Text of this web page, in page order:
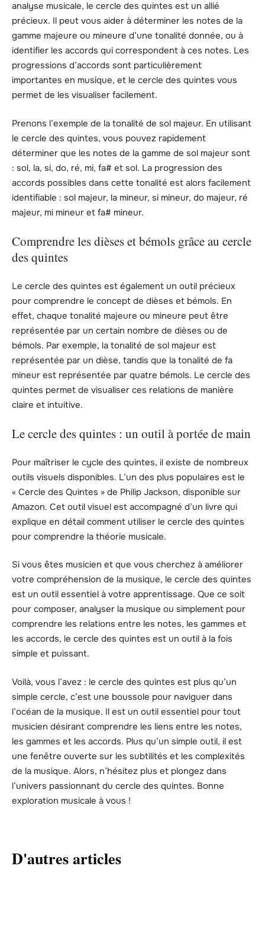
analyse musicale, le cercle des quintes est un allié
précieux. Il peut vous aider à déterminer les notes de la
gamme majeure ou mineure d’une tonalité donnée, ou à
identifier les accords qui correspondent à ces notes. Les
progressions d’accords sont particulièrement
importantes en musique, et le cercle des quintes vous
permet de les visualiser facilement.
Prenons l’exemple de la tonalité de sol majeur. En utilisant
le cercle des quintes, vous pouvez rapidement
déterminer que les notes de la gamme de sol majeur sont
: sol, la, si, do, ré, mi, fa# et sol. La progression des
accords possibles dans cette tonalité est alors facilement
identifiable : sol majeur, la mineur, si mineur, do majeur, ré
majeur, mi mineur et fa# mineur.
Comprendre les dièses et bémols grâce au cercle
des quintes
Le cercle des quintes est également un outil précieux
pour comprendre le concept de dièses et bémols. En
effet, chaque tonalité majeure ou mineure peut être
représentée par un certain nombre de dièses ou de
bémols. Par exemple, la tonalité de sol majeur est
représentée par un dièse, tandis que la tonalité de fa
mineur est représentée par quatre bémols. Le cercle des
quintes permet de visualiser ces relations de manière
claire et intuitive.
Le cercle des quintes : un outil à portée de main
Pour maîtriser le cycle des quintes, il existe de nombreux
outils visuels disponibles. L’un des plus populaires est le
« Cercle des Quintes » de Philip Jackson, disponible sur
Amazon. Cet outil visuel est accompagné d’un livre qui
explique en détail comment utiliser le cercle des quintes
pour comprendre la théorie musicale.
Si vous êtes musicien et que vous cherchez à améliorer
votre compréhension de la musique, le cercle des quintes
est un outil essentiel à votre apprentissage. Que ce soit
pour composer, analyser la musique ou simplement pour
comprendre les relations entre les notes, les gammes et
les accords, le cercle des quintes est un outil à la fois
simple et puissant.
Voilà, vous l’avez : le cercle des quintes est plus qu’un
simple cercle, c’est une boussole pour naviguer dans
l’océan de la musique. Il est un outil essentiel pour tout
musicien désirant comprendre les liens entre les notes,
les gammes et les accords. Plus qu’un simple outil, il est
une fenêtre ouverte sur les subtilités et les complexités
de la musique. Alors, n’hésitez plus et plongez dans
l’univers passionnant du cercle des quintes. Bonne
exploration musicale à vous !
D'autres articles